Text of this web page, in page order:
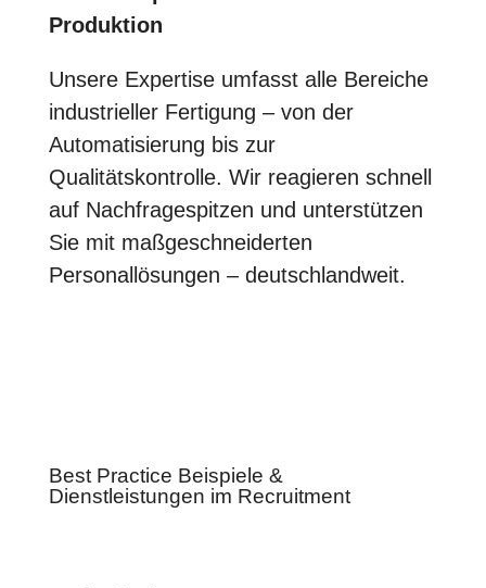
Produktion
Unsere Expertise umfasst alle Bereiche
industrieller Fertigung – von der
Automatisierung bis zur
Qualitätskontrolle. Wir reagieren schnell
auf Nachfragespitzen und unterstützen
Sie mit maßgeschneiderten
Personallösungen – deutschlandweit.
Best Practice Beispiele &
Dienstleistungen im Recruitment